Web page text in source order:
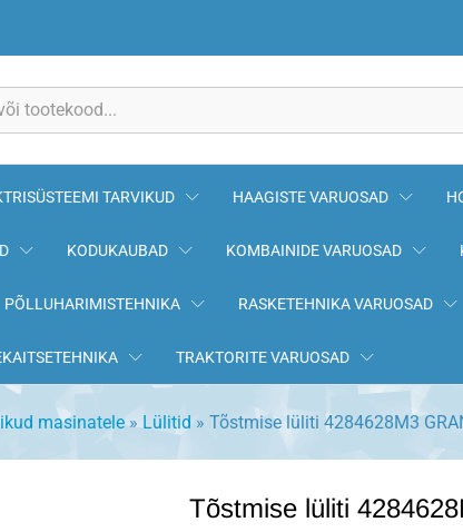
TARVIKUD HAAGISTE VARUOSAD
KODUKAUBAD KOMBAINIDE VARUOSAD
PÕLLUHARIMISTEHNIKA RASKETEHNIKA VARUOSAD
TRAKTORITE VARUOSAD
masinatele » Lülitid » Tõstmise lüliti 4284628M3
Tõstmise lüliti